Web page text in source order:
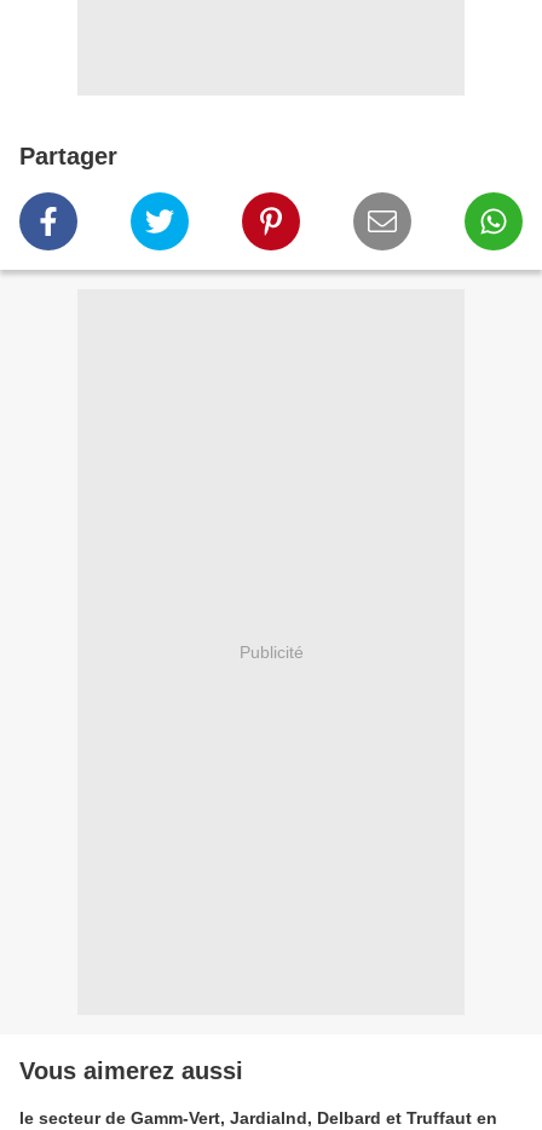
Partager
Publicité
Vous aimerez aussi
le secteur de Gamm-Vert, Jardialnd, Delbard et Truffaut en